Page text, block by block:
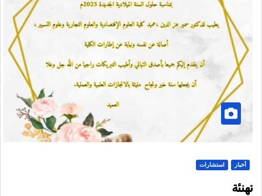
أخبار استشارات
تهنئة